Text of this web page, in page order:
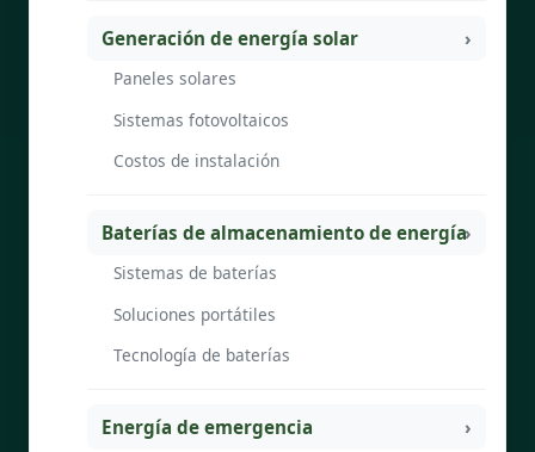
Generación de energía solar
Paneles solares
Sistemas fotovoltaicos
Costos de instalación
Baterías de almacenamiento de energía
Sistemas de baterías
Soluciones portátiles
Tecnología de baterías
Energía de emergencia